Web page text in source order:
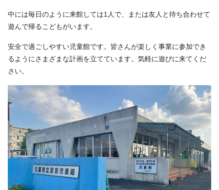
中には毎日のように来館しては1人で、または友人と待ち合わせて
遊んで帰るこどもがいます。
安全で過ごしやすい児童館です。皆さんが楽しく事業に参加でき
るようにさまざまな計画を立てています。気軽に遊びに来てくだ
さい。